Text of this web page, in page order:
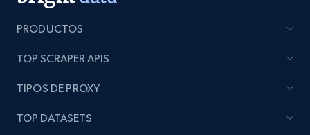
PRODUCTOS
TOP SCRAPER APIS
TIPOS DE PROXY
TOP DATASETS